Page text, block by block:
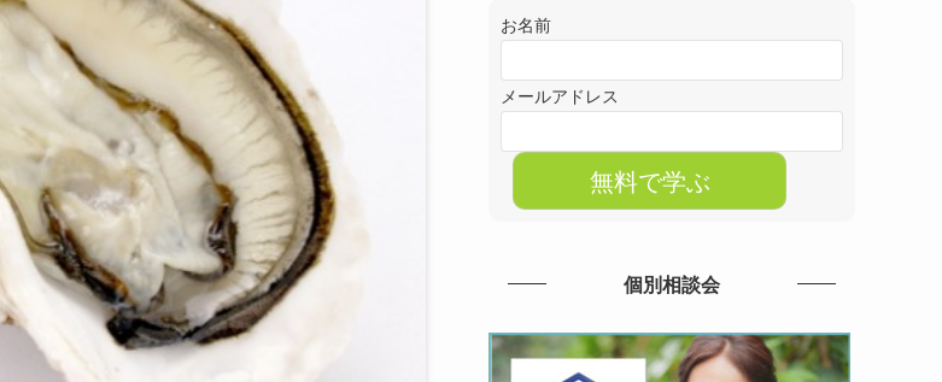
お名前
メールアドレス
個別相談会